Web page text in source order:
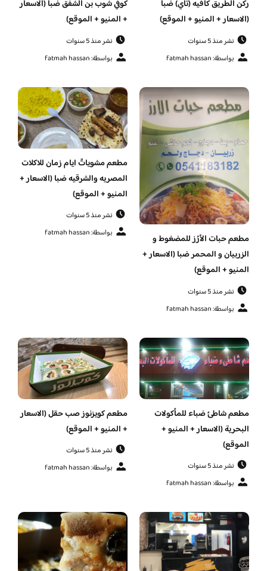
ركن الطريق كافيه (تاي) ضبا
(الاسعار + المنيو + الموقع)
نشر منذ 5 سنوات
بواسطة: fatmah hassan
كوفي شوب بن الشفق ضبا (الاسعار
+ المنيو + الموقع)
نشر منذ 5 سنوات
بواسطة: fatmah hassan
مطعم حبات الأرُز للمضغوط و
الزربيان و المحمر ضبا (الاسعار +
المنيو + الموقع)
نشر منذ 5 سنوات
بواسطة: fatmah hassan
مطعم مشوياتً ايام زمان للاكلات
المصريه والشرقيه ضبا (الاسعار +
المنيو + الموقع)
نشر منذ 5 سنوات
بواسطة: fatmah hassan
مطعم شاطئ ضباء للمأكولات
البحرية (الاسعار + المنيو +
الموقع)
نشر منذ 5 سنوات
بواسطة: fatmah hassan
مطعم كويزنوز صب حقل (الاسعار
+ المنيو + الموقع)
نشر منذ 5 سنوات
بواسطة: fatmah hassan